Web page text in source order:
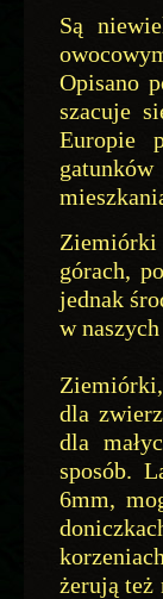
Są
Opisano
szacuje
Europie
Ziemiórki
górach,
jednak
w
dla
dla
sposób.
6mm,
żerują też